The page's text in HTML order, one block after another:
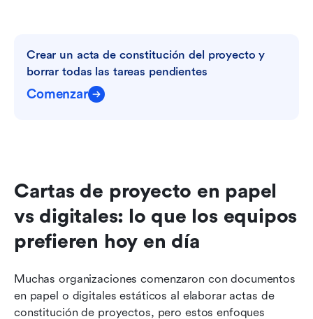
Crear un acta de constitución del proyecto y
borrar todas las tareas pendientes
Comenzar
Cartas de proyecto en papel
vs digitales: lo que los equipos
prefieren hoy en día
Muchas organizaciones comenzaron con documentos
en papel o digitales estáticos al elaborar actas de
constitución de proyectos, pero estos enfoques